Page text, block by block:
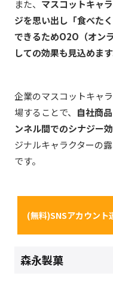
また、 マスコットキャ
ジを思い出し「食べた
できるためO2O（オン
しての効果も見込めます
企業のマスコットキャ
場することで、 自社商
ンネル間でのシナジー
ジナルキャラクターの
です。
(無料)SNSアカウント
森永製菓